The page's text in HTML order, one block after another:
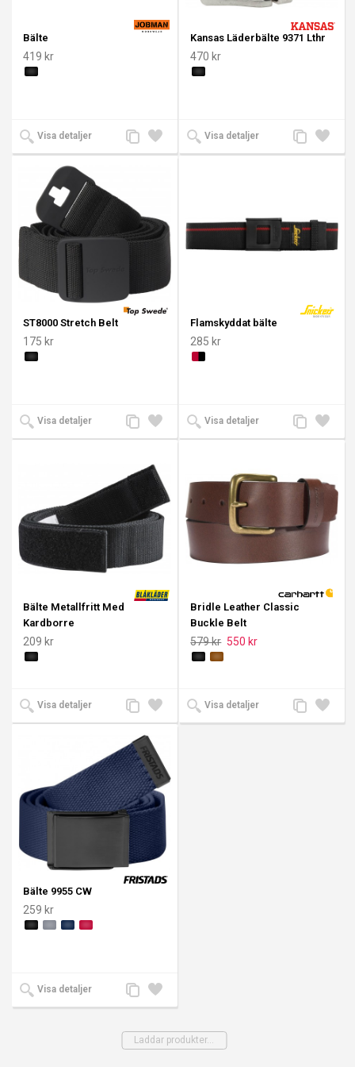
Bälte
419 kr
Visa detaljer
Lägg
till i
Lägg
till
Kansas Läderbälte 9371 Lthr
470 kr
Visa detaljer
Lägg
till i
Lägg
till
ST8000 Stretch Belt
175 kr
Visa detaljer
Lägg
till i
Lägg
till
Flamskyddat bälte
285 kr
Visa detaljer
Lägg
till i
Lägg
till
Bälte Metallfritt Med
Kardborre
209 kr
Visa detaljer
Lägg
till i
Lägg
till
jämförelse
Bridle Leather Classic
Buckle Belt
579 kr 550 kr
Visa detaljer
Lägg
till i
Lägg
till
Bälte 9955 CW
259 kr
Visa detaljer
Lägg
till i
Lägg
till
Laddar produkter...